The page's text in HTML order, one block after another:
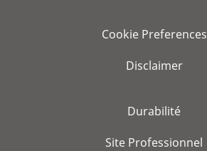
Cookie Preferences
Disclaimer
Durabilité
Site Professionnel